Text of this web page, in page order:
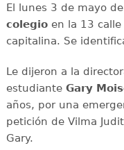
El lunes 3 de mayo
colegioen la 13 calle
capitalina. Se
Le dijeron a la
estudiante Gary
años, por una
petición de Vilma
Gary.